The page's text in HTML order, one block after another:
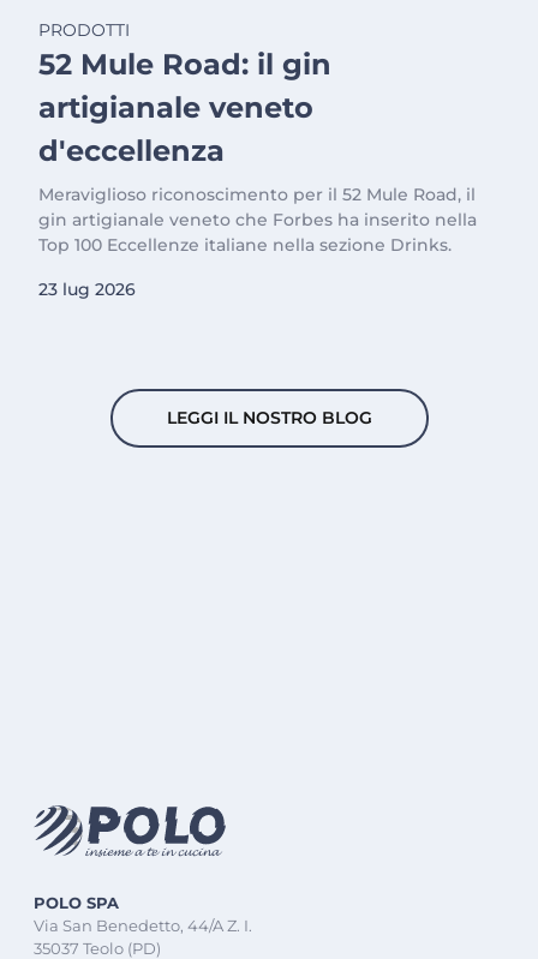
PRODOTTI
52 Mule Road: il gin
artigianale veneto
d'eccellenza
Meraviglioso riconoscimento per il 52 Mule Road, il
gin artigianale veneto che Forbes ha inserito nella
Top 100 Eccellenze italiane nella sezione Drinks.
23 lug 2026
LEGGI IL NOSTRO BLOG
POLO SPA
Via San Benedetto, 44/A Z. I.
35037 Teolo (PD)